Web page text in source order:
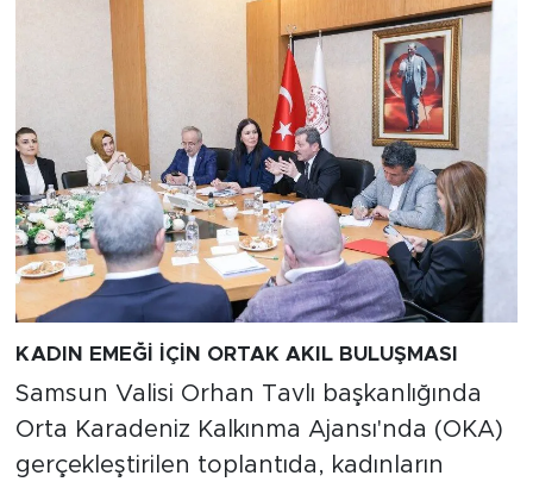
KADIN EMEĞİ İÇİN ORTAK AKIL BULUŞMASI
Samsun Valisi Orhan Tavlı başkanlığında
Orta Karadeniz Kalkınma Ajansı'nda (OKA)
gerçekleştirilen toplantıda, kadınların